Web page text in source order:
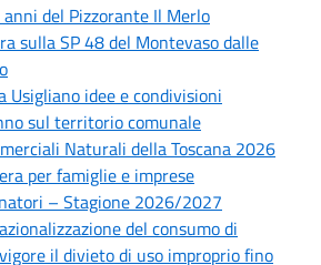
del Pizzorante Il Merlo
sulla SP 48 del Montevaso dalle
Usigliano idee e condivisioni
sul territorio comunale
Naturali della Toscana 2026
per famiglie e imprese
– Stagione 2026/2027
del consumo di
il divieto di uso improprio fino